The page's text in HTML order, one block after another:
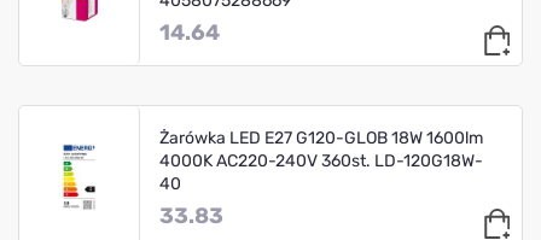
14.64
Żarówka LED E27 G120-GLOB 18W 1600lm
4000K AC220-240V 360st. LD-120G18W-
40
33.83